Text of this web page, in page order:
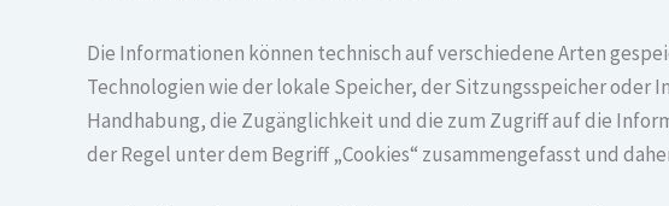
Die Informationen können technisch auf verschiedene Arten
Technologien wie der lokale Speicher, der Sitzungsspeicher oder
Handhabung, die Zugänglichkeit und die zum Zugriff auf die
der Regel unter dem Begriff „Cookies“ zusammengefasst und